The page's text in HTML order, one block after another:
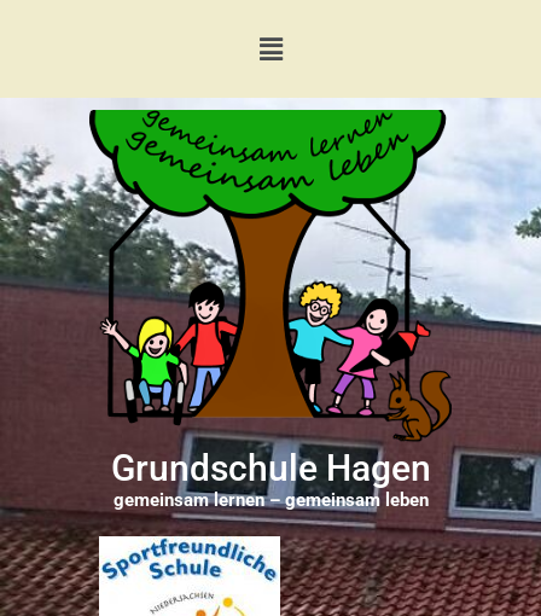
Grundschule Hagen
gemeinsam lernen – gemeinsam leben